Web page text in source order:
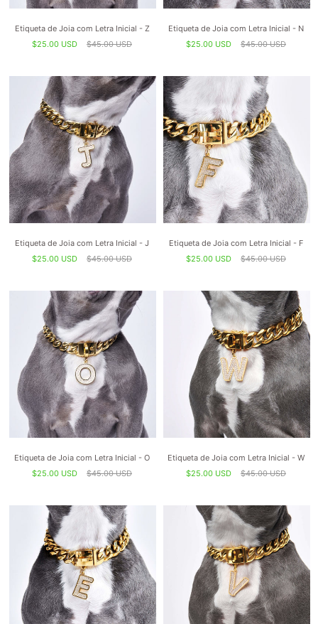
Etiqueta de Joia com Letra Inicial - Z
$25.00 USD
$45.00 USD
Etiqueta de Joia com Letra Inicial - N
$25.00 USD
$45.00 USD
Etiqueta de Joia com Letra Inicial - J
$25.00 USD
$45.00 USD
Etiqueta de Joia com Letra Inicial - F
$25.00 USD
$45.00 USD
Etiqueta de Joia com Letra Inicial - O
$25.00 USD
$45.00 USD
Etiqueta de Joia com Letra Inicial - W
$25.00 USD
$45.00 USD